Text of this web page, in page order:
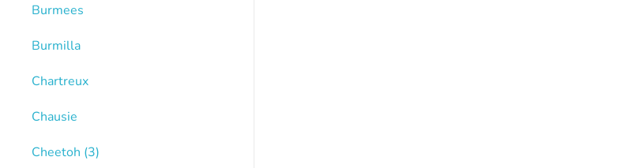
Burmees
Burmilla
Chartreux
Chausie
Cheetoh (3)